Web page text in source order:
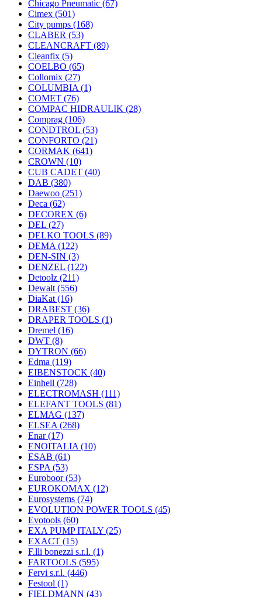
Chicago Pneumatic (67)
Cimex (501)
City pumps (168)
CLABER (53)
CLEANCRAFT (89)
Cleanfix (5)
COELBO (65)
Collomix (27)
COLUMBIA (1)
COMET (76)
COMPAC HIDRAULIK (28)
Comprag (106)
CONDTROL (53)
CONFORTO (21)
CORMAK (641)
CROWN (10)
CUB CADET (40)
DAB (380)
Daewoo (251)
Deca (62)
DECOREX (6)
DEL (27)
DELKO TOOLS (89)
DEMA (122)
DEN-SIN (3)
DENZEL (122)
Detoolz (211)
Dewalt (556)
DiaKat (16)
DRABEST (36)
DRAPER TOOLS (1)
Dremel (16)
DWT (8)
DYTRON (66)
Edma (119)
EIBENSTOCK (40)
Einhell (728)
ELECTROMASH (111)
ELEFANT TOOLS (81)
ELMAG (137)
ELSEA (268)
Enar(17)
ENOITALIA (10)
ESAB (61)
ESPA (53)
Euroboor(53)
EUROKOMAX (12)
Eurosystems (74)
EVOLUTION POWER TOOLS (45)
Evotools (60)
EXA PUMP ITALY (25)
EXACT (15)
F.lli bonezzi s.r.l. (1)
FARTOOLS (595)
Fervi s.r.l. (446)
Festool (1)
FIELDMANN (43)